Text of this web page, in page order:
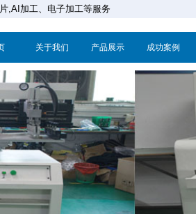
,AI加工、电子加工等服务
关于我们 产品展示 成功案例